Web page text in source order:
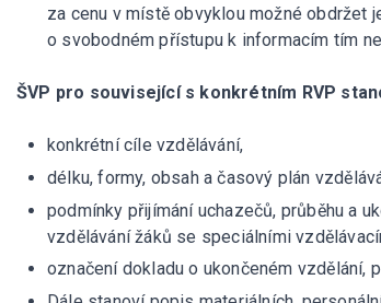
za cenu v místě obvyklou možné obdržet
o svobodném přístupu k informacím tím
ŠVP pro související s konkrétním RVP
konkrétní cíle vzdělávání,
délku, formy, obsah a časový plán
podmínky přijímání uchazečů, průběhu a
vzdělávání žáků se speciálními
označení dokladu o ukončeném vzdělání,